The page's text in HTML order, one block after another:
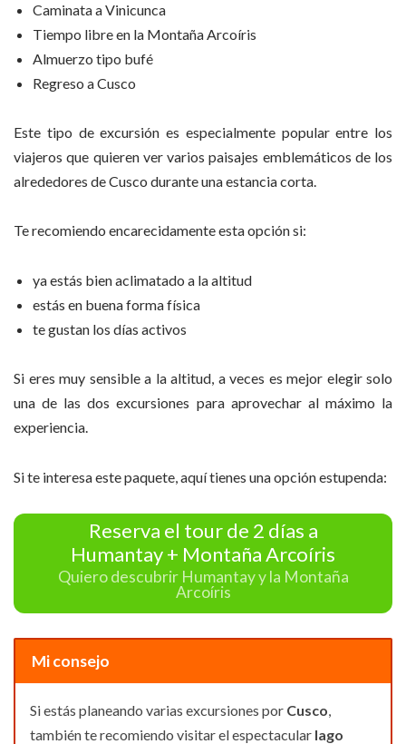
Caminata a Vinicunca
Tiempo libre en la Montaña Arcoíris
Almuerzo tipo bufé
Regreso a Cusco
Este tipo de excursión es especialmente popular entre los
viajeros que quieren ver varios paisajes emblemáticos de los
alrededores de Cusco durante una estancia corta.
Te recomiendo encarecidamente esta opción si:
ya estás bien aclimatado a la altitud
estás en buena forma física
te gustan los días activos
Si eres muy sensible a la altitud, a veces es mejor elegir solo
una de las dos excursiones para aprovechar al máximo la
experiencia.
Si te interesa este paquete, aquí tienes una opción estupenda:
Reserva el tour de 2 días a
Humantay + Montaña Arcoíris
Quiero descubrir Humantay y la Montaña
Arcoíris
Mi consejo
Si estás planeando varias excursiones por Cusco
también te recomiendo visitar el espectacular lago